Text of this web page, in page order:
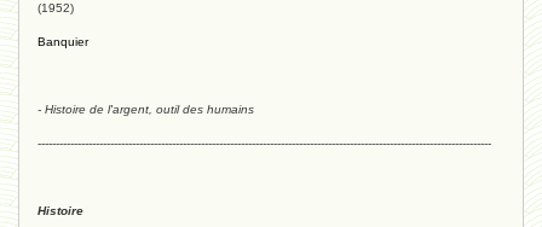
(1952)
Banquier
- Histoire de l'argent, outil des humains
-----------------------------------------------------------------------------------------------------------------------------
Histoire